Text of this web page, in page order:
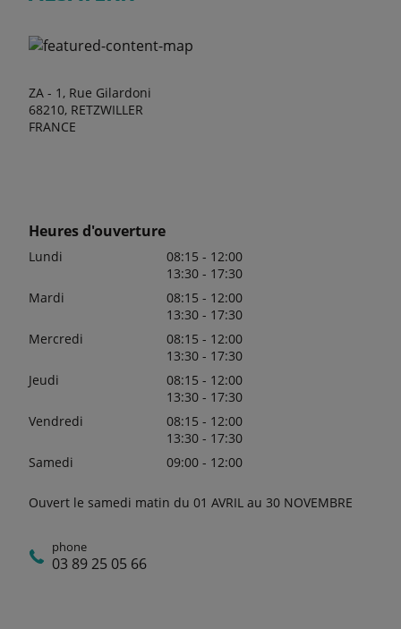
ZA - 1, Rue Gilardoni
68210, RETZWILLER
FRANCE
Heures d'ouverture
Lundi
08:15 - 12:00
13:30 - 17:30
Mardi
08:15 - 12:00
13:30 - 17:30
Mercredi
08:15 - 12:00
13:30 - 17:30
Jeudi
08:15 - 12:00
13:30 - 17:30
Vendredi
08:15 - 12:00
13:30 - 17:30
Samedi
09:00 - 12:00
Ouvert le samedi matin du 01 AVRIL au 30 NOVEMBRE
phone
03 89 25 05 66